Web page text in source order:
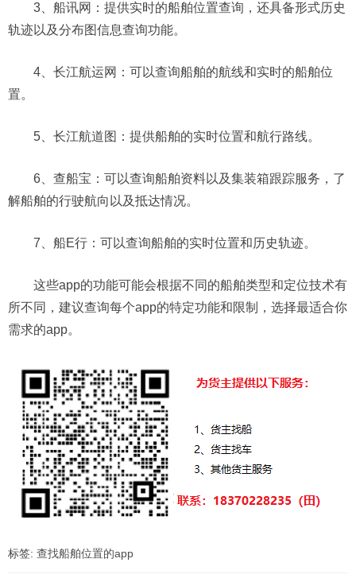
3、船讯网：提供实时的船舶位置查询，还具备形式历史
轨迹以及分布图信息查询功能。
4、长江航运网：可以查询船舶的航线和实时的船舶位
置。
5、长江航道图：提供船舶的实时位置和航行路线。
6、查船宝：可以查询船舶资料以及集装箱跟踪服务，了
解船舶的行驶航向以及抵达情况。
7、船E行：可以查询船舶的实时位置和历史轨迹。
这些app的功能可能会根据不同的船舶类型和定位技术有
所不同，建议查询每个app的特定功能和限制，选择最适合你
需求的app。
标签: 查找船舶位置的app